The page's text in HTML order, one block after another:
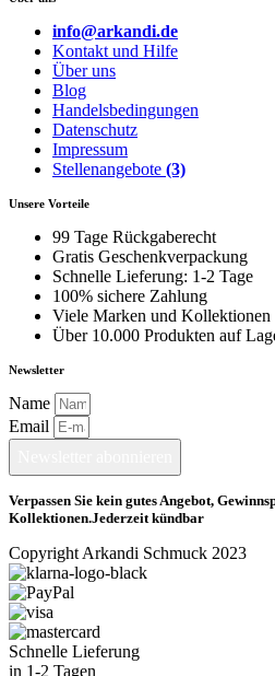
info@arkandi.de
Kontakt und Hilfe
Über uns
Blog
Handelsbedingungen
Datenschutz
Impressum
Stellenangebote (3)
Unsere Vorteile
99 Tage Rückgaberecht
Gratis Geschenkverpackung
Schnelle Lieferung: 1-2 Tage
100% sichere Zahlung
Viele Marken und Kollektionen
Über 10.000 Produkten auf
Newsletter
Name
Email
Verpassen Sie kein gutes Angebot,
Kollektionen.Jederzeit kündbar
Copyright Arkandi Schmuck 2023
Schnelle Lieferung
in 1-2 Tagen